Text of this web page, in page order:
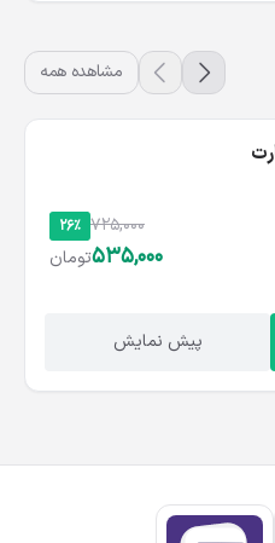
مشاهده همه
26% 725,000
535,000تومان
پیش نمایش